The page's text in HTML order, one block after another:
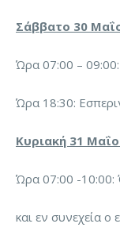
Σάββατο 30
Ώρα 07:00 –
Ώρα 18:30:
Κυριακή 31
Ώρα 07:00 -10:00:
και εν συνεχεία ο